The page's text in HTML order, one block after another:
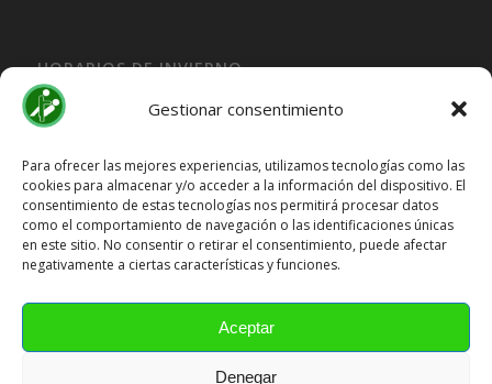
Gestionar consentimiento
Para ofrecer las mejores experiencias, utilizamos tecnologías como las
cookies para almacenar y/o acceder a la información del dispositivo. El
consentimiento de estas tecnologías nos permitirá procesar datos
como el comportamiento de navegación o las identificaciones únicas
en este sitio. No consentir o retirar el consentimiento, puede afectar
negativamente a ciertas características y funciones.
Aceptar
Denegar
HORARIOS DE INVIERNO
Lunes, Martes, Jueves y Viernes:
10:00H a 15:30H
Miercoles:
15:30H a 19:30H
Sábado y DomingoCerrado
HORARIOS DE VERANO
Cerrado